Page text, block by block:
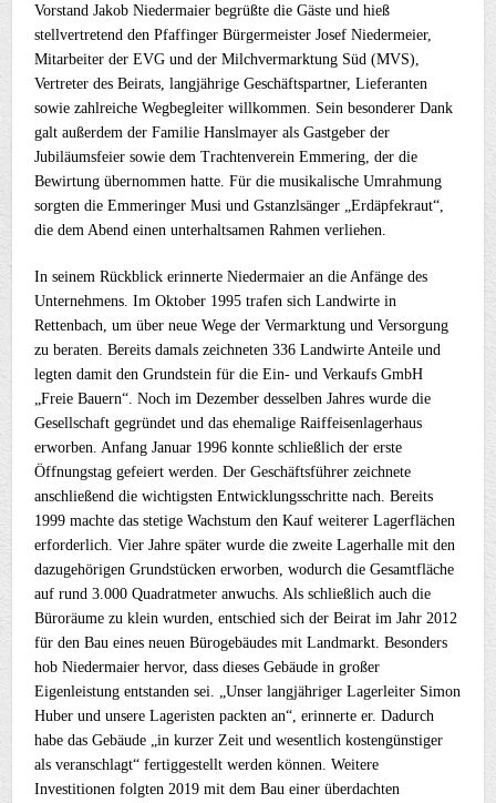
Vorstand Jakob Niedermaier begrüßte die Gäste und hieß
stellvertretend den Pfaffinger Bürgermeister Josef Niedermeier,
Mitarbeiter der EVG und der Milchvermarktung Süd (MVS),
Vertreter des Beirats, langjährige Geschäftspartner, Lieferanten
sowie zahlreiche Wegbegleiter willkommen. Sein besonderer Dank
galt außerdem der Familie Hanslmayer als Gastgeber der
Jubiläumsfeier sowie dem Trachtenverein Emmering, der die
Bewirtung übernommen hatte. Für die musikalische Umrahmung
sorgten die Emmeringer Musi und Gstanzlsänger „Erdäpfekraut“,
die dem Abend einen unterhaltsamen Rahmen verliehen.
In seinem Rückblick erinnerte Niedermaier an die Anfänge des
Unternehmens. Im Oktober 1995 trafen sich Landwirte in
Rettenbach, um über neue Wege der Vermarktung und Versorgung
zu beraten. Bereits damals zeichneten 336 Landwirte Anteile und
legten damit den Grundstein für die Ein- und Verkaufs GmbH
„Freie Bauern“. Noch im Dezember desselben Jahres wurde die
Gesellschaft gegründet und das ehemalige Raiffeisenlagerhaus
erworben. Anfang Januar 1996 konnte schließlich der erste
Öffnungstag gefeiert werden. Der Geschäftsführer zeichnete
anschließend die wichtigsten Entwicklungsschritte nach. Bereits
1999 machte das stetige Wachstum den Kauf weiterer Lagerflächen
erforderlich. Vier Jahre später wurde die zweite Lagerhalle mit den
dazugehörigen Grundstücken erworben, wodurch die Gesamtfläche
auf rund 3.000 Quadratmeter anwuchs. Als schließlich auch die
Büroräume zu klein wurden, entschied sich der Beirat im Jahr 2012
für den Bau eines neuen Bürogebäudes mit Landmarkt. Besonders
hob Niedermaier hervor, dass dieses Gebäude in großer
Eigenleistung entstanden sei. „Unser langjähriger Lagerleiter Simon
Huber und unsere Lageristen packten an“, erinnerte er. Dadurch
habe das Gebäude „in kurzer Zeit und wesentlich kostengünstiger
als veranschlagt“ fertiggestellt werden können. Weitere
Investitionen folgten 2019 mit dem Bau einer überdachten